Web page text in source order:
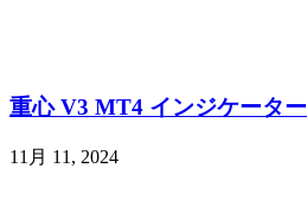
重心 V3 MT4 インジケーター
11月 11, 2024